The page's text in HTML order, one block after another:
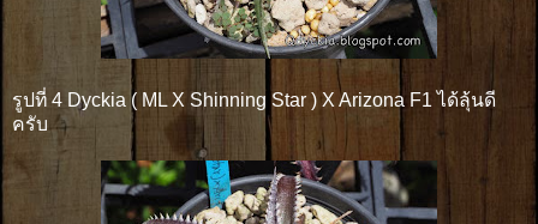
รูปที่ 4 Dyckia ( ML X Shinning Star ) X Arizona F1 ได้ลุ้นดี
ครับ